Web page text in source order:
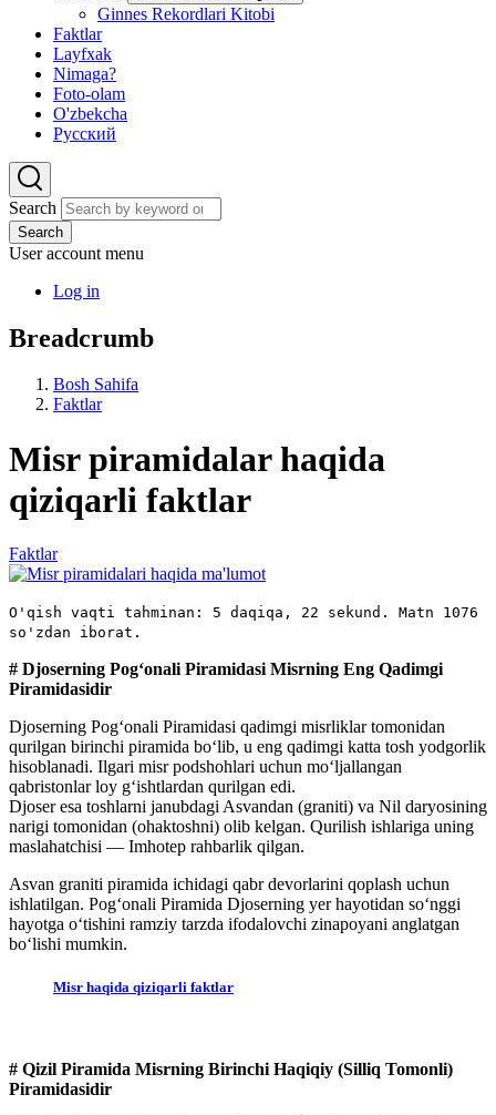
Ginnes Rekordlari Kitobi
Faktlar
Layfxak
Nimaga?
Foto-olam
O'zbekcha
Русский
Search
Search
User account menu
Log in
Breadcrumb
Bosh Sahifa
Faktlar
Misr piramidalar haqida
qiziqarli faktlar
Faktlar
O'qish vaqti tahminan: 5 daqiqa, 22 sekund. Matn 1076
so'zdan iborat.
# Djoserning Pog‘onali Piramidasi Misrning Eng Qadimgi
Piramidasidir
Djoserning Pog‘onali Piramidasi qadimgi misrliklar tomonidan
qurilgan birinchi piramida bo‘lib, u eng qadimgi katta tosh yodgorlik
hisoblanadi. Ilgari misr podshohlari uchun mo‘ljallangan
qabristonlar loy g‘ishtlardan qurilgan edi.
Djoser esa toshlarni janubdagi Asvandan (graniti) va Nil daryosining
narigi tomonidan (ohaktoshni) olib kelgan. Qurilish ishlariga uning
maslahatchisi — Imhotep rahbarlik qilgan.
Asvan graniti piramida ichidagi qabr devorlarini qoplash uchun
ishlatilgan. Pog‘onali Piramida Djoserning yer hayotidan so‘nggi
hayotga o‘tishini ramziy tarzda ifodalovchi zinapoyani anglatgan
bo‘lishi mumkin.
Misr haqida qiziqarli faktlar
# Qizil Piramida Misrning Birinchi Haqiqiy (Silliq Tomonli)
Piramidasidir